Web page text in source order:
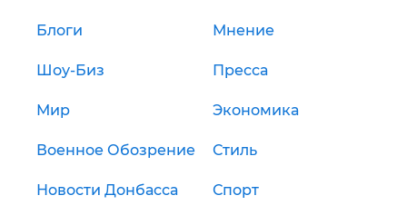
Блоги Мнение
Шоу-Биз Пресса
Мир Экономика
Военное Обозрение Стиль
Новости Донбасса Спорт